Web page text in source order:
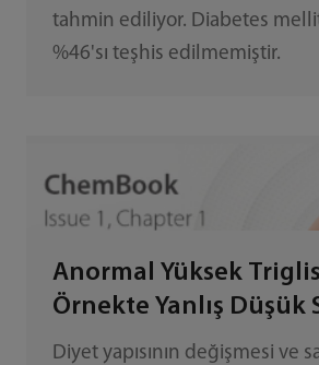
tahmin ediliyor. Diabetes
%46'sı teşhis edilmemiştir.
Anormal Yüksek
Örnekte Yanlış Düşük
Analizi
Diyet yapısının değişmesi ve